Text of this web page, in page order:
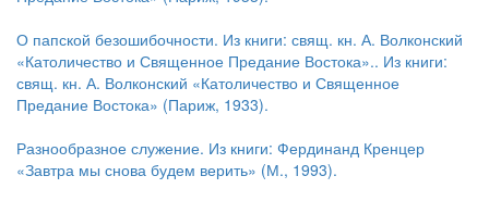
О папской безошибочности. Из книги: свящ. кн. А. Волконский
«Католичество и Священное Предание Востока».. Из книги:
свящ. кн. А. Волконский «Католичество и Священное
Предание Востока» (Париж, 1933).
Разнообразное служение. Из книги: Фердинанд Кренцер
«Завтра мы снова будем верить» (М., 1993).